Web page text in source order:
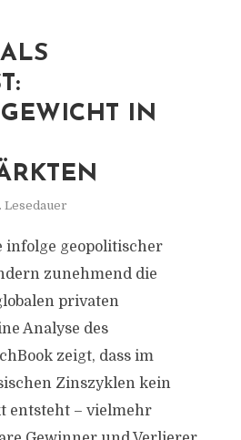
IN
Lesedauer
infolge geopolitischer
zunehmend die
privaten
Analyse des
zeigt, dass im
Zinszyklen kein
entsteht – vielmehr